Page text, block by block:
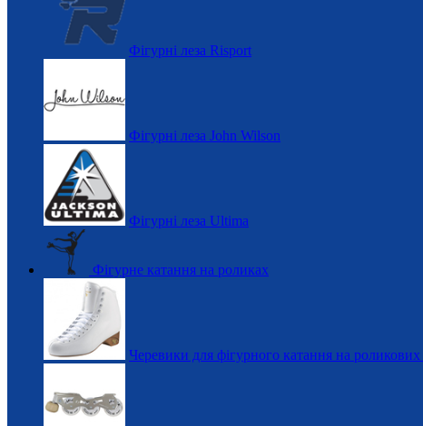
Фігурні леза Risport
Фігурні леза John Wilson
Фігурні леза Ultima
Фігурне катання на роликах
Черевики для фігурного катання на роликових